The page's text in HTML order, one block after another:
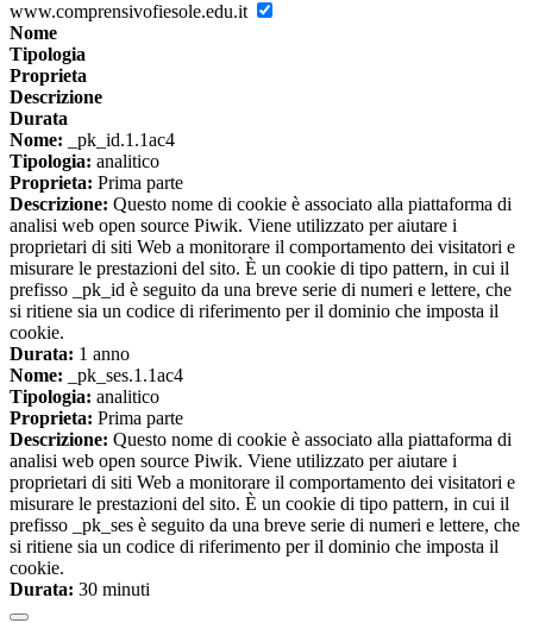
www.comprensivofiesole.edu.it
Nome
Tipologia
Proprieta
Descrizione
Durata
Nome: _pk_id.1.1ac4
Tipologia: analitico
Proprieta: Prima parte
Descrizione: Questo nome di cookie è associato alla piattaforma di
analisi web open source Piwik. Viene utilizzato per aiutare i
proprietari di siti Web a monitorare il comportamento dei visitatori e
misurare le prestazioni del sito. È un cookie di tipo pattern, in cui il
prefisso _pk_id è seguito da una breve serie di numeri e lettere, che
si ritiene sia un codice di riferimento per il dominio che imposta il
cookie.
Durata: 1 anno
Nome: _pk_ses.1.1ac4
Tipologia: analitico
Proprieta: Prima parte
Descrizione: Questo nome di cookie è associato alla piattaforma di
analisi web open source Piwik. Viene utilizzato per aiutare i
proprietari di siti Web a monitorare il comportamento dei visitatori e
misurare le prestazioni del sito. È un cookie di tipo pattern, in cui il
prefisso _pk_ses è seguito da una breve serie di numeri e lettere, che
si ritiene sia un codice di riferimento per il dominio che imposta il
cookie.
Durata: 30 minuti